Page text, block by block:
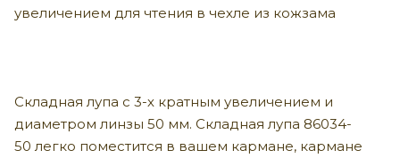
увеличением для чтения в чехле из кожзама
Складная лупа с 3-х кратным увеличением и
диаметром линзы 50 мм. Складная лупа 86034-
50 легко поместится в вашем кармане, кармане